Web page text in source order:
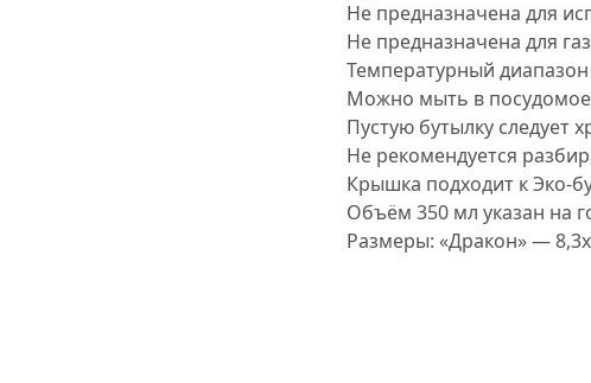
Не предназначена для
Не предназначена для
Температурный диапазон
Можно мыть в
Пустую бутылку следует
Не рекомендуется
Крышка подходит к Эко-
Объём 350 мл указан на
Размеры: «Дракон» —